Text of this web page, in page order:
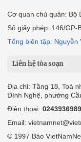
Cơ quan chủ quản: Bộ
Số giấy phép: 146/GP-
Tổng biên tập: Nguyễn
Liên hệ tòa soạn
Địa chỉ: Tầng 18, Toà
Đình Nghệ, phường
Điện thoại:
Email:
© 1997 Báo